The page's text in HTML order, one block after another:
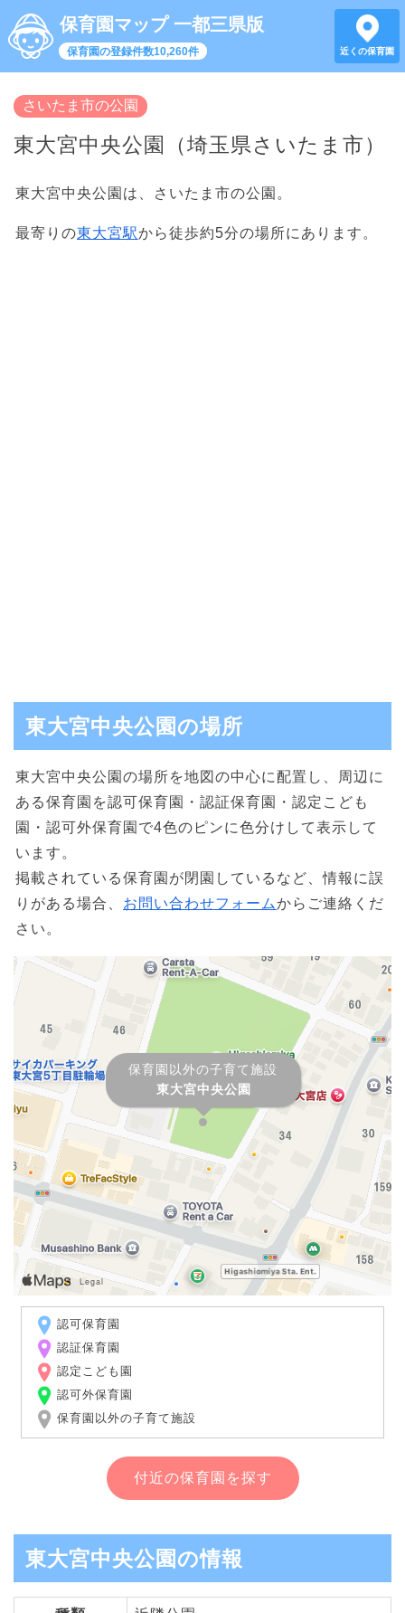
保育園マップ 一都三県版
保育園の登録件数10,260件 近くの保育園
さいたま市の公園
東大宮中央公園（埼玉県さいたま市）
東大宮中央公園は、さいたま市の公園。
最寄りの東大宮駅から徒歩約5分の場所にあります。
東大宮中央公園の場所
東大宮中央公園の場所を地図の中心に配置し、周辺に
ある保育園を認可保育園・認証保育園・認定こども
園・認可外保育園で4色のピンに色分けして表示して
います。
掲載されている保育園が閉園しているなど、情報に誤
りがある場合、 お問い合わせフォームからご連絡くだ
さい。
保育園以外の子育て施設
東大宮中央公園
認可保育園
認証保育園
認定こども園
認可外保育園
保育園以外の子育て施設
付近の保育園を探す
東大宮中央公園の情報